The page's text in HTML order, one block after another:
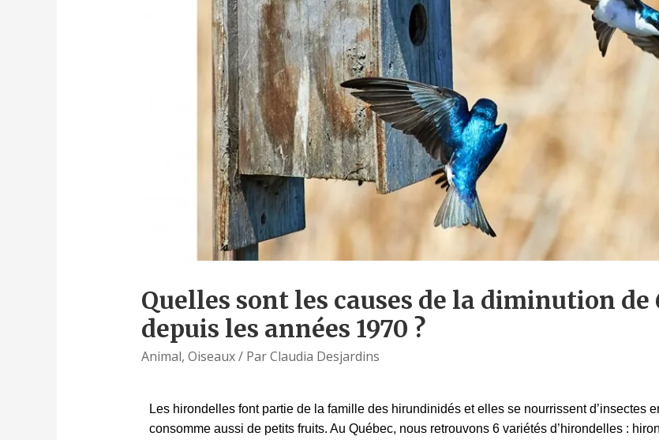
Quelles sont les causes de la diminution
depuis les années 1970 ?
Animal, Oiseaux/ ParClaudia Desjardins
Les hirondelles font partie de la famille des hirundinidés et elles se nourrissent d’insectes
consomme aussi de petits fruits. Au Québec, nous retrouvons 6 variétés d’hirondelles :